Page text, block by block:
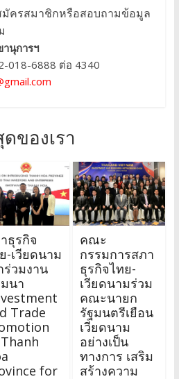
มัครสมาชิกหรือสอบถามข้อมูล
านุการฯ
018-6888 ต่อ 4340
ของเรา
ธุรกิจ
-เวียดนาม
ร่วมงาน
นา
Trade
for
คณะ
กรรมการสภา
ธุรกิจไทย-
เวียดนามร่วม
คณะนายก
รัฐมนตรีเยือน
เวียดนาม
อย่างเป็น
ทางการ เสริม
สร้างความ